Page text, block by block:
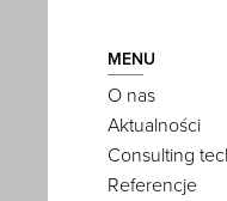
MENU
O nas
Aktualności
Consulting
Referencje